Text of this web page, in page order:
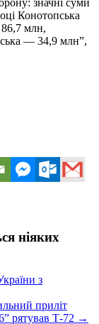
Конотопська
86,7 млн,
— 34,9 млн”,
ніяких
з
приліт
рятував Т-72 →